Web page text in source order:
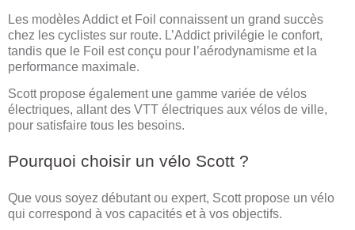
Les modèles Addict et Foil connaissent un grand succès
chez les cyclistes sur route. L’Addict privilégie le confort,
tandis que le Foil est conçu pour l’aérodynamisme et la
performance maximale.
Scott propose également une gamme variée de vélos
électriques, allant des VTT électriques aux vélos de ville,
pour satisfaire tous les besoins.
Pourquoi choisir un vélo Scott ?
Que vous soyez débutant ou expert, Scott propose un vélo
qui correspond à vos capacités et à vos objectifs.